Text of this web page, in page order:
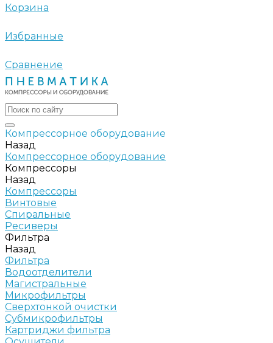
Корзина
Избранные
Сравнение
Компрессорное оборудование
Назад
Компрессорное оборудование
Компрессоры
Назад
Компрессоры
Винтовые
Спиральные
Ресиверы
Фильтра
Назад
Фильтра
Водоотделители
Магистральные
Микрофильтры
Сверхтонкой очистки
Субмикрофильтры
Картриджи фильтра